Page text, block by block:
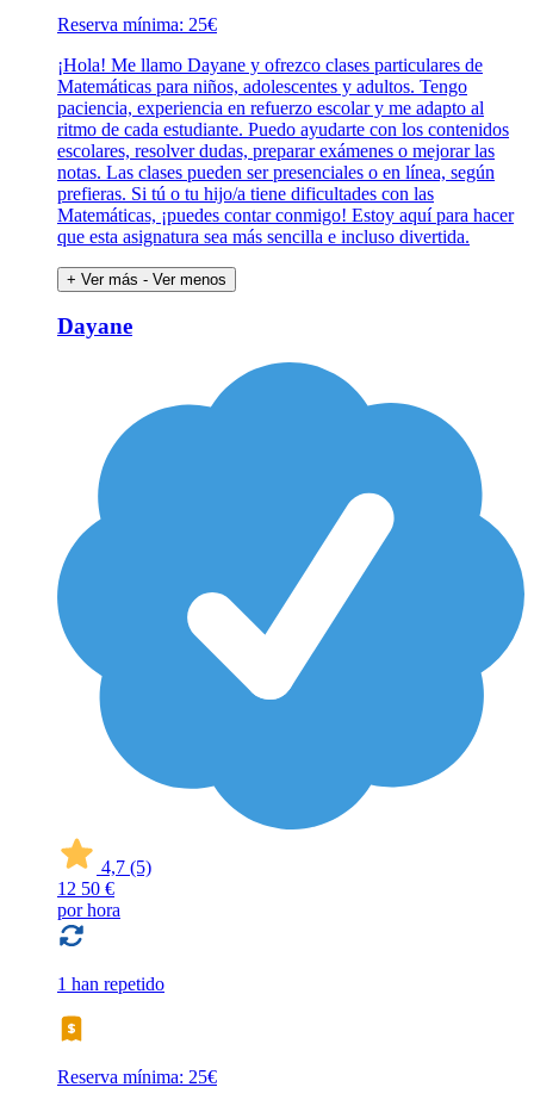
Reserva mínima: 25€
¡Hola! Me llamo Dayane y ofrezco clases particulares de
Matemáticas para niños, adolescentes y adultos. Tengo
paciencia, experiencia en refuerzo escolar y me adapto al
ritmo de cada estudiante. Puedo ayudarte con los contenidos
escolares, resolver dudas, preparar exámenes o mejorar las
notas. Las clases pueden ser presenciales o en línea, según
prefieras. Si tú o tu hijo/a tiene dificultades con las
Matemáticas, ¡puedes contar conmigo! Estoy aquí para hacer
que esta asignatura sea más sencilla e incluso divertida.
+ Ver más - Ver menos
Dayane
4,7 (5)
12 50 €
por hora
1 han repetido
Reserva mínima: 25€